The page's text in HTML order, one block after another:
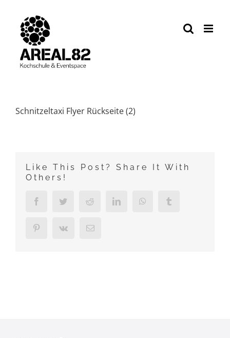
Inhalt
springen
Schnitzeltaxi Flyer Rückseite (2)
Like This Post? Share It With
Others!
Facebook Twitter Reddit LinkedIn WhatsApp
PinterestVk
E-